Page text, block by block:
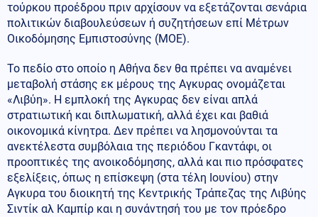
τούρκου προέδρου πριν αρχίσουν να εξετάζονται σενάρια
πολιτικών διαβουλεύσεων ή συζητήσεων επί Μέτρων
Οικοδόμησης Εμπιστοσύνης (ΜΟΕ).
Το πεδίο στο οποίο η Αθήνα δεν θα πρέπει να αναμένει
μεταβολή στάσης εκ μέρους της Αγκυρας ονομάζεται
«Λιβύη». Η εμπλοκή της Αγκυρας δεν είναι απλά
στρατιωτική και διπλωματική, αλλά έχει και βαθιά
οικονομικά κίνητρα. Δεν πρέπει να λησμονούνται τα
ανεκτέλεστα συμβόλαια της περιόδου Γκαντάφι, οι
προοπτικές της ανοικοδόμησης, αλλά και πιο πρόσφατες
εξελίξεις, όπως η επίσκεψη (στα τέλη Ιουνίου) στην
Αγκυρα του διοικητή της Κεντρικής Τράπεζας της Λιβύης
Σιντίκ αλ Καμπίρ και η συνάντησή του με τον πρόεδρο